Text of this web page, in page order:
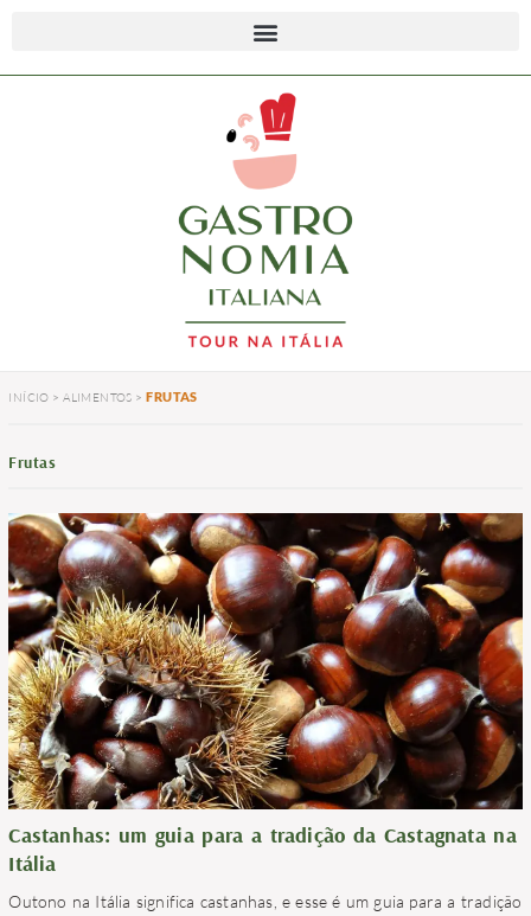
INÍCIO >ALIMENTOS >FRUTAS
Frutas
Castanhas: um guia para a tradição da Castagnata na
Itália
Outono na Itália significa castanhas, e esse é um guia para a tradição